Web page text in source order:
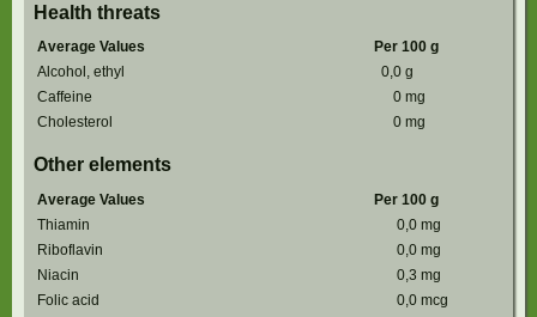
Health threats
Average Values
Per 100 g
Alcohol, ethyl
0,0 g
Caffeine
0 mg
Cholesterol
0 mg
Other elements
Average Values
Per 100 g
Thiamin
0,0 mg
Riboflavin
0,0 mg
Niacin
0,3 mg
Folic acid
0,0 mcg